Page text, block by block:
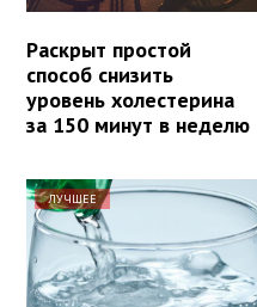
Раскрыт простой
способ снизить
уровень холестерина
за 150 минут в неделю
ЛУЧШЕЕ